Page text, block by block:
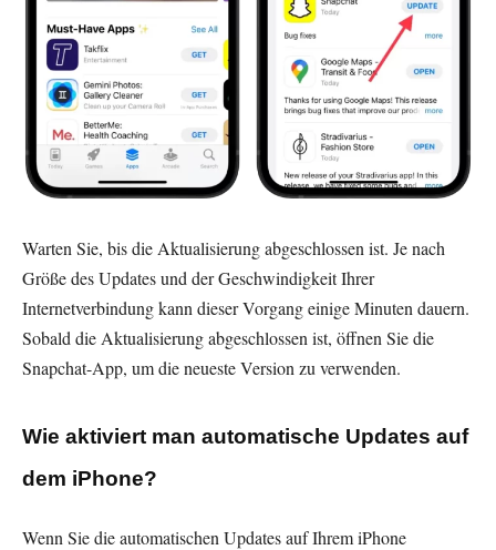
Warten Sie, bis die Aktualisierung abgeschlossen ist. Je nach
Größe des Updates und der Geschwindigkeit Ihrer
Internetverbindung kann dieser Vorgang einige Minuten dauern.
Sobald die Aktualisierung abgeschlossen ist, öffnen Sie die
Snapchat-App, um die neueste Version zu verwenden.
Wie aktiviert man automatische Updates auf
dem iPhone?
Wenn Sie die automatischen Updates auf Ihrem iPhone